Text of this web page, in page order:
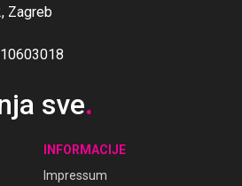
Zagreb
sve.
INFORMACIJE
Impressum